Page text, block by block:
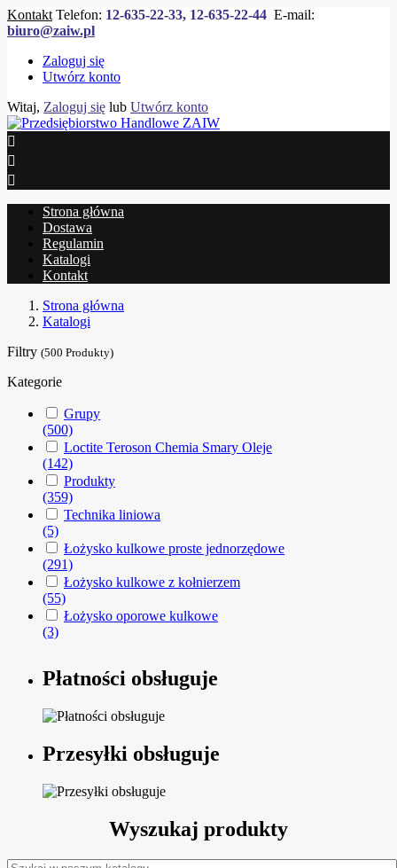
Kontakt Telefon: 12-635-22-33, 12-635-22-44 E-mail:
biuro@zaiw.pl
Zaloguj się
Utwórz konto
Witaj, Zaloguj się lub Utwórz konto



Strona główna
Dostawa
Regulamin
Katalogi
Kontakt
Strona główna
Katalogi
Filtry (500 Produkty)
Kategorie
Grupy
(500)
Loctite Teroson Chemia Smary Oleje
(142)
Produkty
(359)
Technika liniowa
(5)
Łożysko kulkowe proste jednorzędowe
(291)
Łożysko kulkowe z kołnierzem
(55)
Łożysko oporowe kulkowe
(3)
Płatności obsługuje
Przesyłki obsługuje
Wyszukaj produkty